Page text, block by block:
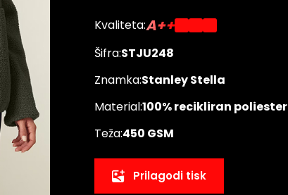
Kvaliteta:A++
Šifra:STJU248
Znamka:Stanley Stella
Material:100% recikliran poliester
Teža:450 GSM
Prilagodi tisk